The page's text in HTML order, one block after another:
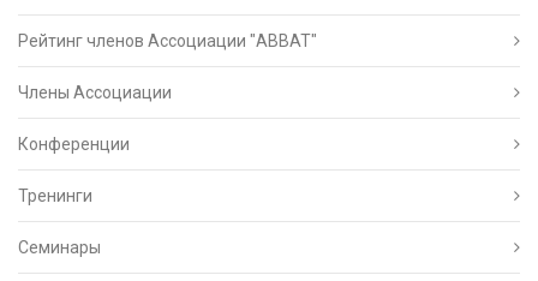
Рейтинг членов Ассоциации "АВВАТ"
Члены Ассоциации
Конференции
Тренинги
Семинары